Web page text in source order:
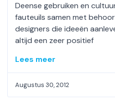
Deense gebruiken en
fauteuils samen met
designers die ideeën
altijd een zeer positief
Lees meer
Augustus 30, 2012